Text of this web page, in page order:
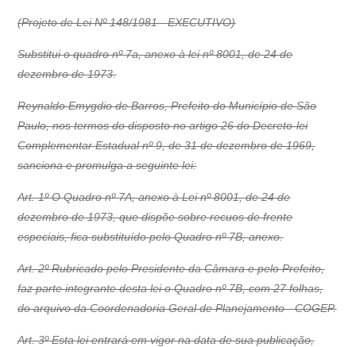
(Projeto de Lei Nº 148/1981 - EXECUTIVO)
Substitui o quadro nº 7a, anexo à lei nº 8001, de 24 de
dezembro de 1973.
Reynaldo Emygdio de Barros, Prefeito do Município de São
Paulo, nos termos do disposto no artigo 26 do Decreto-lei
Complementar Estadual nº 9, de 31 de dezembro de 1969,
sanciona e promulga a seguinte lei:
Art. 1º O Quadro nº 7A, anexo à Lei nº 8001, de 24 de
dezembro de 1973, que dispõe sobre recuos de frente
especiais, fica substituído pelo Quadro nº 7B, anexo.
Art. 2º Rubricado pelo Presidente da Câmara e pelo Prefeito,
faz parte integrante desta lei o Quadro nº 7B, com 27 folhas,
do arquivo da Coordenadoria Geral de Planejamento - COGEP.
Art. 3º Esta lei entrará em vigor na data de sua publicação,